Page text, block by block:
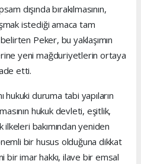
dışında bırakılmasının,
istediği amaca tam
Peker, bu yaklaşımın
yeni mağduriyetlerin ortaya
etti.
hukuki duruma tabi yapıların
hukuk devleti, eşitlik,
bakımından yeniden
bir husus olduğuna dikkat
bir imar hakkı, ilave bir emsal